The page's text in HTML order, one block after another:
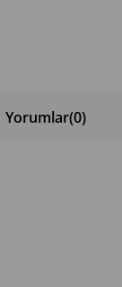
Yorumlar(0)